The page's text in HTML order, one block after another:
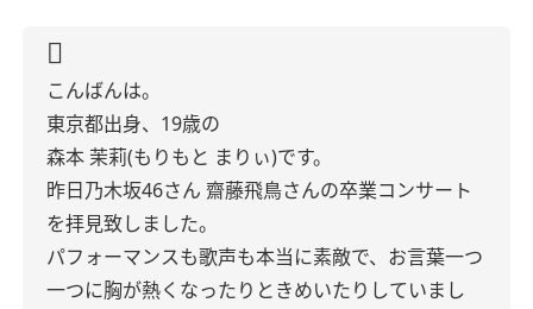
こんばんは。
東京都出身、19歳の
森本 茉莉(もりもと まりぃ)です。
昨日乃木坂46さん 齋藤飛鳥さんの卒業コンサート
を拝見致しました。
パフォーマンスも歌声も本当に素敵で、お言葉一つ
一つに胸が熱くなったりときめいたりしていまし